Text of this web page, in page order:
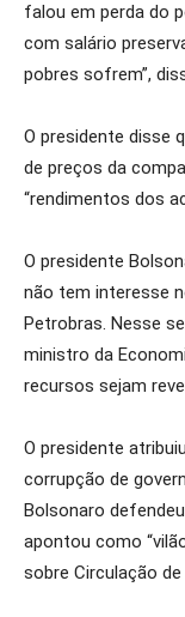
falou em perda do
com salário
pobres sofrem”,
O presidente disse
de preços da
“rendimentos dos
O presidente
não tem interesse
Petrobras. Nesse
ministro da
recursos sejam
O presidente
corrupção de
Bolsonaro
apontou como
sobre Circulação